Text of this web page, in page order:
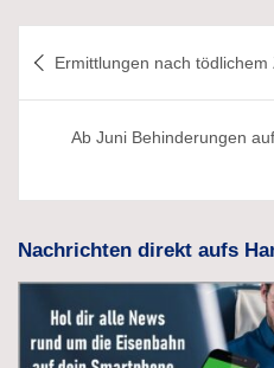
Ermittlungen nach
Ab Juni Behinderungen
Nachrichten direkt aufs